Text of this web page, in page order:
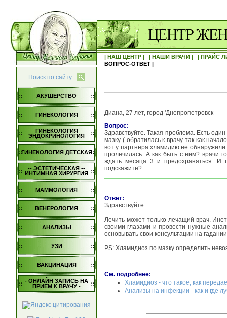
| НАШ ЦЕНТР | | НАШИ ВРАЧИ |
| ПРАЙС
ВОПРОС-ОТВЕТ |
Поиск по сайту
АКУШЕРСТВО
ГИНЕКОЛОГИЯ
ГИНЕКОЛОГИЯ
ЭНДОКРИНОЛОГИЯ
ГИНЕКОЛОГИЯ ДЕТСКАЯ
-- ЭСТЕТИЧЕСКАЯ --
ИНТИМНАЯ ХИРУРГИЯ
МАММОЛОГИЯ
ВЕНЕРОЛОГИЯ
АНАЛИЗЫ
УЗИ
ВАКЦИНАЦИЯ
- ОНЛАЙН ЗАПИСЬ НА
ПРИЕМ К ВРАЧУ -
Диана, 27 лет, город 'Днепропетровск
Вопрос:
Здравствуйте. Такая проблема. Есть
мазку ( обратилась к врачу так как
вот у партнера хламидию не
пролечилась. А как быть с ним? врачи
ждать месяца 3 и предохраняться. И
подскажите?
Ответ:
Здравствуйте.
Лечить может только лечащий врач.
своими глазами и провести нужные
основывать свои консультации на
PS: Хламидиоз по мазку определить
См. подробнее:
Хламидиоз - что такое, как
Анализы на инфекции - как и где